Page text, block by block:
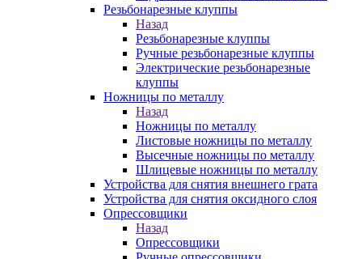
Резьбонарезные клуппы
Назад
Резьбонарезные клуппы
Ручные резьбонарезные клуппы
Электрические резьбонарезные
клуппы
Ножницы по металлу
Назад
Ножницы по металлу
Листовые ножницы по металлу
Высечные ножницы по металлу
Шлицевые ножницы по металлу
Устройства для снятия внешнего грата
Устройства для снятия оксидного слоя
Опрессовщики
Назад
Опрессовщики